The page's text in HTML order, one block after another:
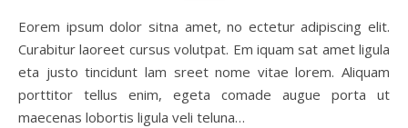
Eorem ipsum dolor sitna amet, no ectetur adipiscing elit.
Curabitur laoreet cursus volutpat. Em iquam sat amet ligula
eta justo tincidunt lam sreet nome vitae lorem. Aliquam
porttitor tellus enim, egeta comade augue porta ut
maecenas lobortis ligula veli teluna…